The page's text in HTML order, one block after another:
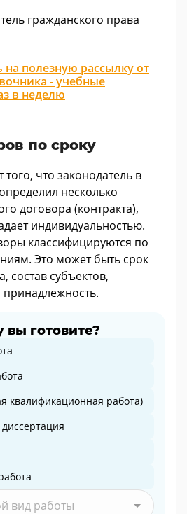
гражданского права
полезную рассылку от
- учебные
в неделю
по сроку
что законодатель в
несколько
договора (контракта),
индивидуальностью.
классифицируются по
Это может быть срок
состав субъектов,
вы готовите?
квалификационная работа)
вид работы